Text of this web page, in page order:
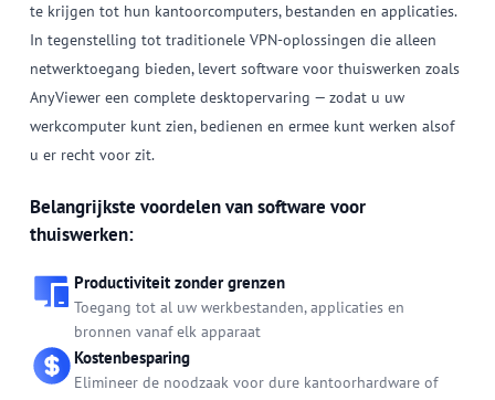
te krijgen tot hun kantoorcomputers, bestanden en applicaties.
In tegenstelling tot traditionele VPN-oplossingen die alleen
netwerktoegang bieden, levert software voor thuiswerken zoals
AnyViewer een complete desktopervaring — zodat u uw
werkcomputer kunt zien, bedienen en ermee kunt werken alsof
u er recht voor zit.
Belangrijkste voordelen van software voor
thuiswerken:
Productiviteit zonder grenzen
Toegang tot al uw werkbestanden, applicaties en
bronnen vanaf elk apparaat
Kostenbesparing
Elimineer de noodzaak voor dure kantoorhardware of